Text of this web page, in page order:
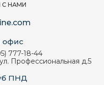
С НАМИ
офис
777-18-44
Профессиональная д.5
ПНД